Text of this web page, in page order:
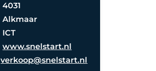
4031
Alkmaar
ICT
www.snelstart.nl
verkoop@snelstart.nl